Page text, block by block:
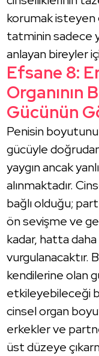
korumak isteyen
tatminin sadece
anlayan bireyler
Efsane 8:
Organının
Gücünün
Penisin
gücüyle
yaygın ancak
alınmaktadır.
bağlı olduğu;
ön sevişme ve
kadar, hatta
vurgulanacaktır.
kendilerine olan
etkileyebileceği
cinsel organ
erkekler ve
üst düzeye